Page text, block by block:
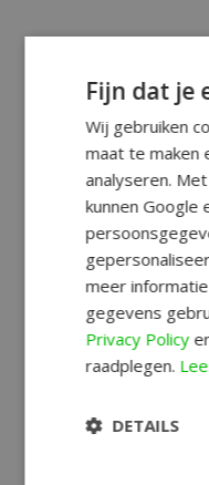
Fijn dat je
Wij gebruiken
maat te maken
analyseren.
kunnen Google
meer
gegevens
Privacy Policy
raadplegen.
DETAILS